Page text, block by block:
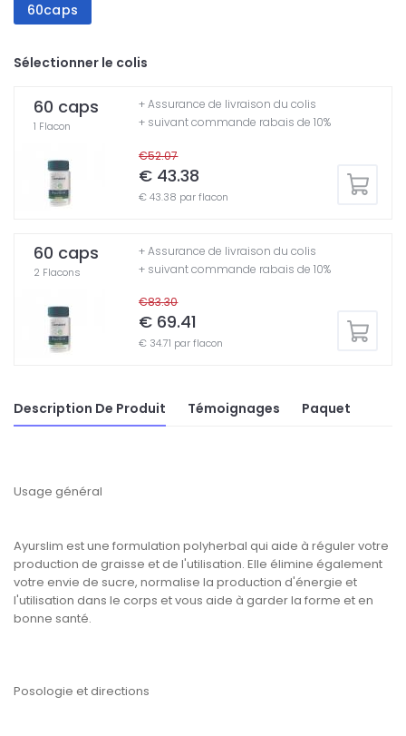
60caps
Sélectionner le colis
60 caps
1 Flacon
€52.07
€ 43.38
€ 43.38 par flacon
+ Assurance de livraison du colis
+ suivant commande rabais de 10%
60 caps
2 Flacons
€83.30
€ 69.41
€ 34.71 par flacon
+ Assurance de livraison du colis
+ suivant commande rabais de 10%
Description De Produit Témoignages Paquet
Usage général
Ayurslim est une formulation polyherbal qui aide à réguler votre
production de graisse et de l'utilisation. Elle élimine également
votre envie de sucre, normalise la production d'énergie et
l'utilisation dans le corps et vous aide à garder la forme et en
bonne santé.
Posologie et directions